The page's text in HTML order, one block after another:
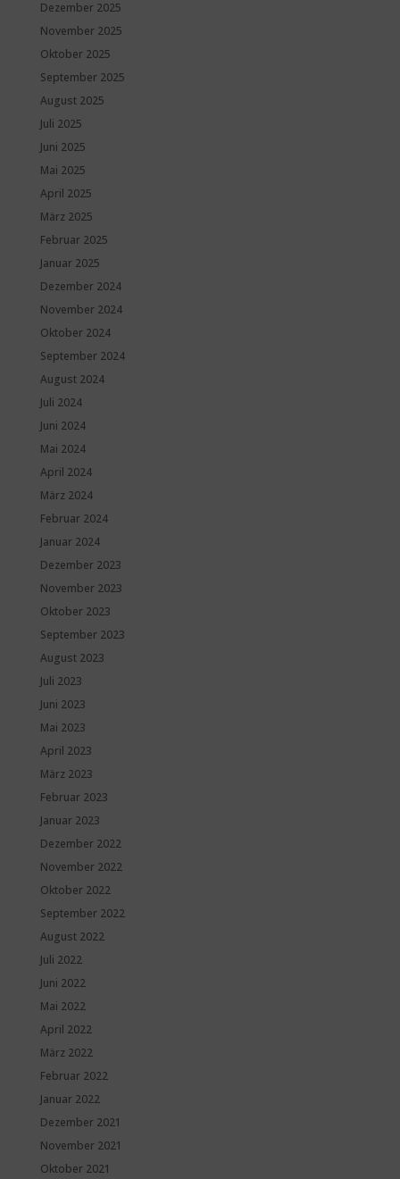
Dezember 2025
November 2025
Oktober 2025
September 2025
August 2025
Juli 2025
Juni 2025
Mai 2025
April 2025
März 2025
Februar 2025
Januar 2025
Dezember 2024
November 2024
Oktober 2024
September 2024
August 2024
Juli 2024
Juni 2024
Mai 2024
April 2024
März 2024
Februar 2024
Januar 2024
Dezember 2023
November 2023
Oktober 2023
September 2023
August 2023
Juli 2023
Juni 2023
Mai 2023
April 2023
März 2023
Februar 2023
Januar 2023
Dezember 2022
November 2022
Oktober 2022
September 2022
August 2022
Juli 2022
Juni 2022
Mai 2022
April 2022
März 2022
Februar 2022
Januar 2022
Dezember 2021
November 2021
Oktober 2021